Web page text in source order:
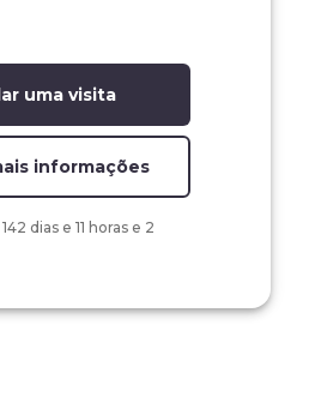
uma visita
informações
142 dias e 11 horas e 2